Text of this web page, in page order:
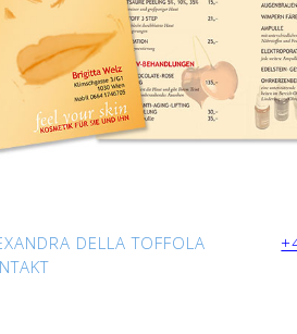
DELLA TOFFOLA